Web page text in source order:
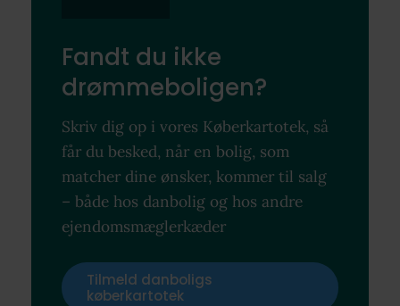
Fandt du ikke
drømmeboligen?
Skriv dig op i vores Køberkartotek, så
får du besked, når en bolig, som
matcher dine ønsker, kommer til salg
– både hos danbolig og hos andre
ejendomsmæglerkæder
Tilmeld danboligs
køberkartotek